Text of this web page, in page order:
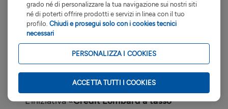
Nei casi in cui la divisa di negoziazione dello
strumento dovesse risultare differente
rispetto a quella del conto di regolamento
delle operazioni, la Banca applica un tasso
di cambio che incorpora una componente
di costo sotto forma di spread (differente in
funzione delle divise utilizzate).Dettagli
L’iniziativa «Credit Lombard a tasso
grado né di personalizzare la tua navigazione sui nostri siti
né di poterti offrire prodotti e servizi in linea con il tuo
profilo. Chiudi e prosegui solo con i cookies tecnici
necessari
PERSONALIZZA I COOKIES
ACCETTA TUTTI I COOKIES